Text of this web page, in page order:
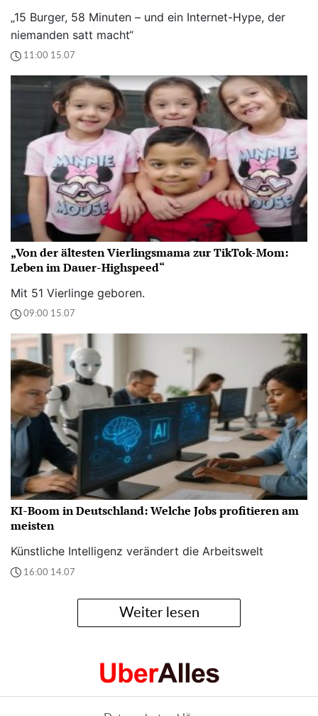
„15 Burger, 58 Minuten – und ein Internet-Hype, der
niemanden satt macht“
11:00 15.07
„Von der ältesten Vierlingsmama zur TikTok-Mom:
Leben im Dauer-Highspeed“
Mit 51 Vierlinge geboren.
09:00 15.07
KI-Boom in Deutschland: Welche Jobs profitieren am
meisten
Künstliche Intelligenz verändert die Arbeitswelt
16:00 14.07
Weiter lesen